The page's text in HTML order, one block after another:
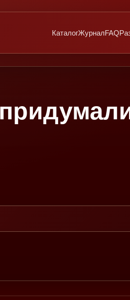
КаталогЖурналFAQ